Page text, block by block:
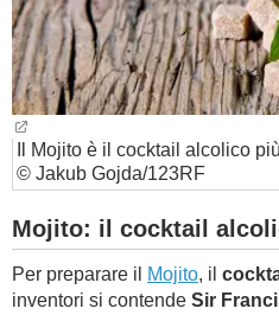
GUIDE
FORUM
Il Mojito è il cocktail alcolico
© Jakub Gojda/123RF
Mojito: il cocktail
Per preparare il Mojito, il
inventori si contende Sir